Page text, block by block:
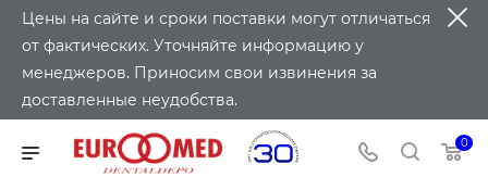
Цены на сайте и сроки поставки могут отличаться
от фактических. Уточняйте информацию у
менеджеров. Приносим свои извинения за
доставленные неудобства.
0